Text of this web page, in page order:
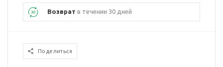
Возврат в течении 30 дней
Поделиться